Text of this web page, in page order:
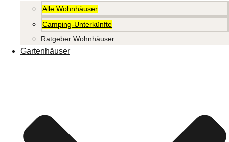
Alle Wohnhäuser
Camping-Unterkünfte
Ratgeber Wohnhäuser
Gartenhäuser